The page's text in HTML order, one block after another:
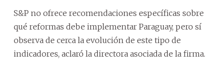
S&P no ofrece recomendaciones específicas sobre
qué reformas debe implementar Paraguay, pero sí
observa de cerca la evolución de este tipo de
indicadores, aclaró la directora asociada de la firma.